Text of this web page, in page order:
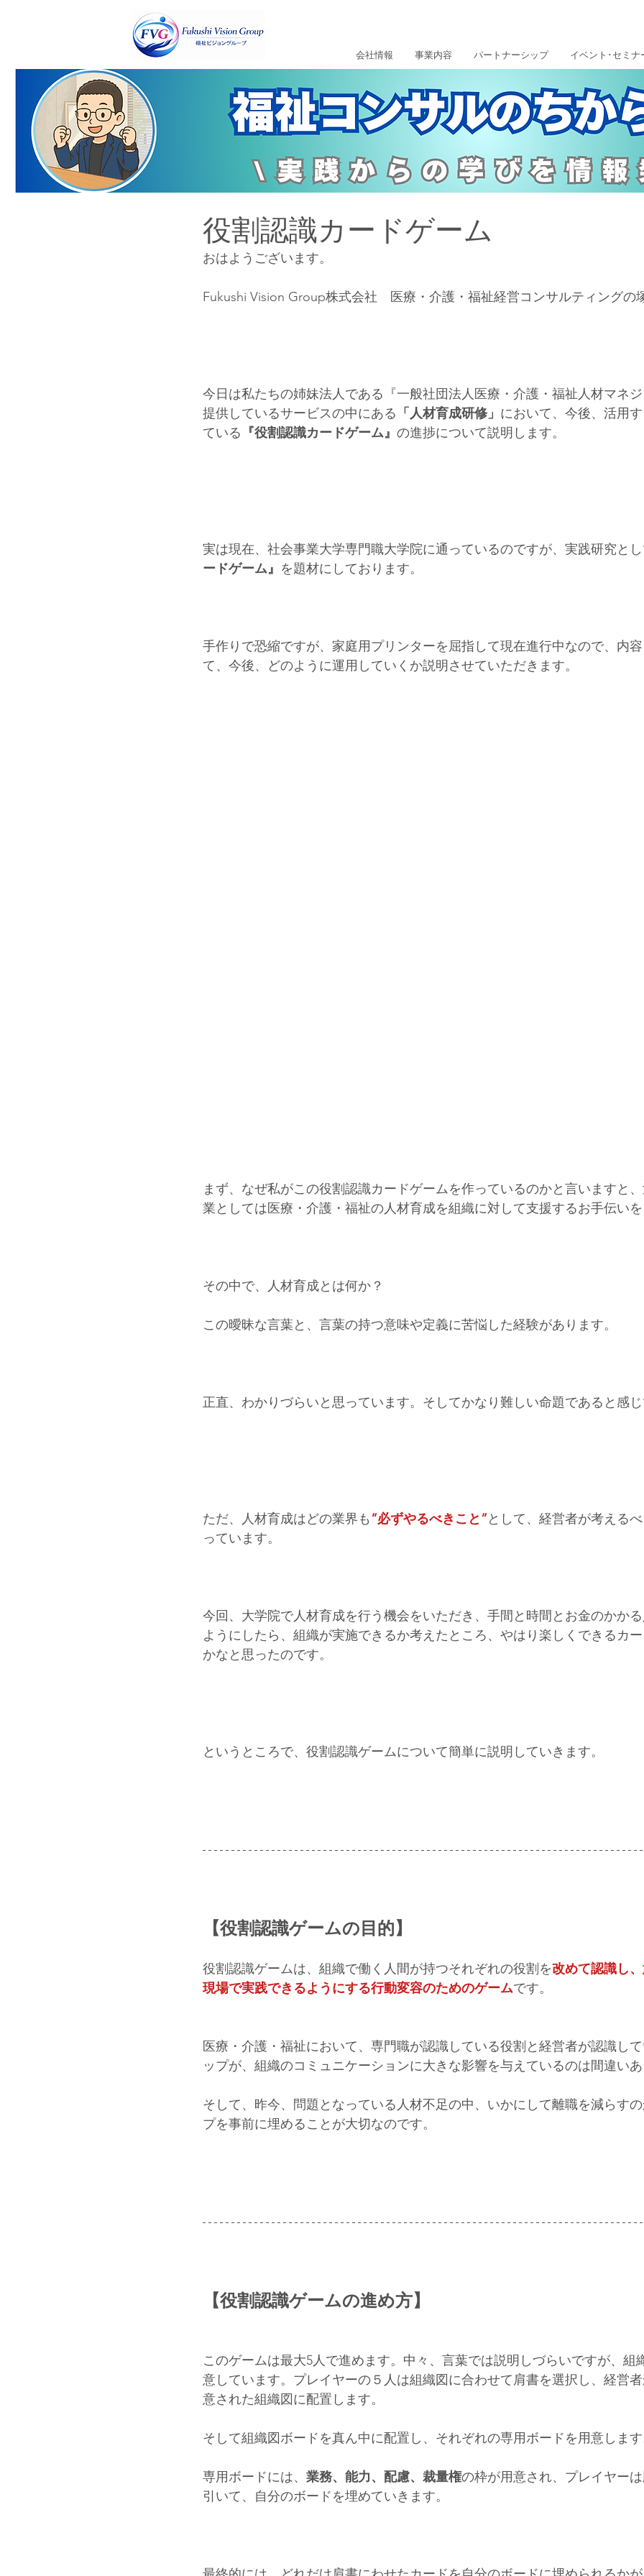
会社情報 事業内容 パートナーシップ イベント･セミナ
役割認識カードゲーム
おはようございます。
Fukushi Vision Group株式会社　医療・介護・福祉経営コンサルティングの
今日は私たちの姉妹法人である『一般社団法人医療・介護・福祉人材マネ
提供しているサービスの中にある 「人材育成研修」 において、今後、活用
ている 『役割認識カードゲーム』 の進捗について説明します。
実は現在、社会事業大学専門職大学院に通っているのですが、実践研究とし
ードゲーム』 を題材にしております。
手作りで恐縮ですが、家庭用プリンターを屈指して現在進行中なので、内
て、今後、どのように運用していくか説明させていただきます。
まず、なぜ私がこの役割認識カードゲームを作っているのかと言いますと
業としては医療・介護・福祉の人材育成を組織に対して支援するお手伝いを
その中で、人材育成とは何か？
この曖昧な言葉と、言葉の持つ意味や定義に苦悩した経験があります。
正直、わかりづらいと思っています。そしてかなり難しい命題であると感じ
ただ、人材育成はどの業界も ”必ずやるべきこと”として、経営者が考える
っています。
今回、大学院で人材育成を行う機会をいただき、手間と時間とお金のかか
ようにしたら、組織が実施できるか考えたところ、やはり楽しくできるカ
かなと思ったのです。
というところで、役割認識ゲームについて簡単に説明していきます。
【役割認識ゲームの目的】
役割認識ゲームは、組織で働く人間が持つそれぞれの役割を改めて認識し
現場で実践できるようにする行動変容のためのゲームです。
医療・介護・福祉において、専門職が認識している役割と経営者が認識し
ップが、組織のコミュニケーションに大きな影響を与えているのは間違いあ
そして、昨今、問題となっている人材不足の中、いかにして離職を減らす
プを事前に埋めることが大切なのです。
【役割認識ゲームの進め方】
このゲームは最大5人で進めます。中々、言葉では説明しづらいですが、組
意しています。プレイヤーの５人は組織図に合わせて肩書を選択し、経営
意された組織図に配置します。
そして組織図ボードを真ん中に配置し、それぞれの専用ボードを用意します
専用ボードには、 業務、能力、配慮、裁量権の枠が用意され、プレイヤー
引いて、自分のボードを埋めていきます。